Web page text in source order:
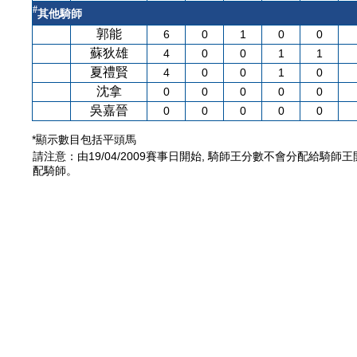
#其他騎師
郭能 6 0 1 0 0
蘇狄雄 4 0 0 1 1
夏禮賢 4 0 0 1 0
沈拿 0 0 0 0 0
吳嘉晉 0 0 0 0 0
*顯示數目包括平頭馬
請注意：由19/04/2009賽事日開始, 騎師王分數不會分配給騎師王
配騎師。